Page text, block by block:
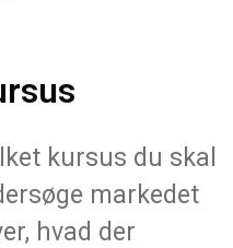
kursus du skal
markedet
hvad der